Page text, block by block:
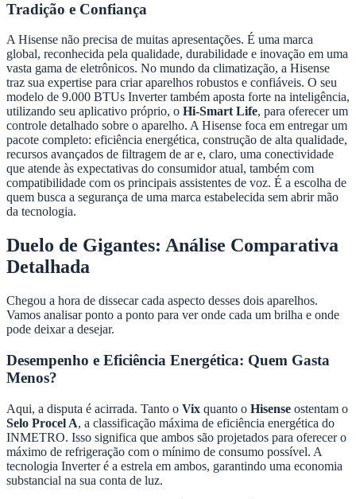
Tradição e Confiança
A Hisense não precisa de muitas apresentações. É uma marca
global, reconhecida pela qualidade, durabilidade e inovação em uma
vasta gama de eletrônicos. No mundo da climatização, a Hisense
traz sua expertise para criar aparelhos robustos e confiáveis. O seu
modelo de 9.000 BTUs Inverter também aposta forte na inteligência,
utilizando seu aplicativo próprio, o Hi-Smart Life, para oferecer um
controle detalhado sobre o aparelho. A Hisense foca em entregar um
pacote completo: eficiência energética, construção de alta qualidade,
recursos avançados de filtragem de ar e, claro, uma conectividade
que atende às expectativas do consumidor atual, também com
compatibilidade com os principais assistentes de voz. É a escolha de
quem busca a segurança de uma marca estabelecida sem abrir mão
da tecnologia.
Duelo de Gigantes: Análise Comparativa
Detalhada
Chegou a hora de dissecar cada aspecto desses dois aparelhos.
Vamos analisar ponto a ponto para ver onde cada um brilha e onde
pode deixar a desejar.
Desempenho e Eficiência Energética: Quem Gasta
Menos?
Aqui, a disputa é acirrada. Tanto o Vix quanto o Hisense ostentam o
Selo Procel A, a classificação máxima de eficiência energética do
INMETRO. Isso significa que ambos são projetados para oferecer o
máximo de refrigeração com o mínimo de consumo possível. A
tecnologia Inverter é a estrela em ambos, garantindo uma economia
substancial na sua conta de luz.